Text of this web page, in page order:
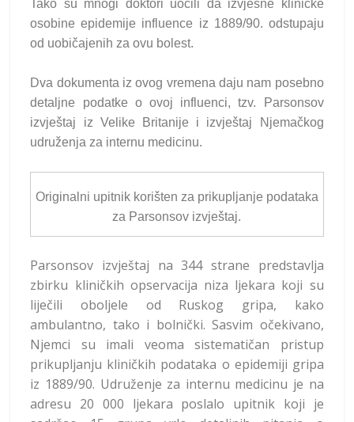
Tako su mnogi doktori uočili da izvjesne kliničke
osobine epidemije influence iz 1889/90. odstupaju
od uobičajenih za ovu bolest.
Dva dokumenta iz ovog vremena daju nam posebno
detaljne podatke o ovoj influenci, tzv. Parsonsov
izvještaj iz Velike Britanije i izvještaj Njemačkog
udruženja za internu medicinu.
Originalni upitnik korišten za prikupljanje podataka
za Parsonsov izvještaj.
Parsonsov izvještaj na 344 strane predstavlja
zbirku kliničkih opservacija niza ljekara koji su
liječili oboljele od Ruskog gripa, kako
ambulantno, tako i bolnički. Sasvim očekivano,
Njemci su imali veoma sistematičan pristup
prikupljanju kliničkih podataka o epidemiji gripa
iz 1889/90. Udruženje za internu medicinu je na
adresu 20 000 ljekara poslalo upitnik koji je